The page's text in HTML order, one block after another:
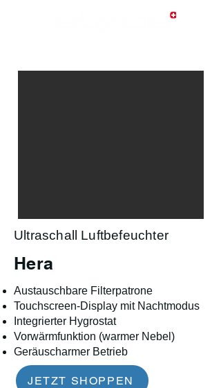
Ultraschall Luftbefeuchter
Hera
Austauschbare Filterpatrone
Touchscreen-Display mit Nachtmodus
Integrierter Hygrostat
Vorwärmfunktion (warmer Nebel)
Geräuscharmer Betrieb
JETZT SHOPPEN